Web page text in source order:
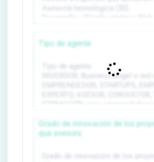
Tipo de agente
Grado de innovación de los
que asesora